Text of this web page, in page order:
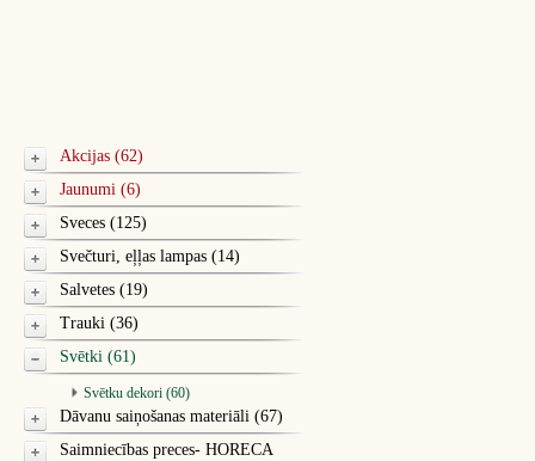
Akcijas (62)
Jaunumi (6)
Sveces (125)
Svečturi, eļļas lampas (14)
Salvetes (19)
Trauki (36)
Svētki (61)
Svētku dekori (60)
Dāvanu saiņošanas materiāli (67)
Saimniecības preces- HORECA